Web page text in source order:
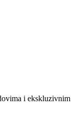
i ekskluzivnim